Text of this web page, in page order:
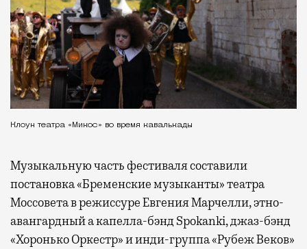
Клоун театра «Микос» во время кавалькады
Музыкальную часть фестиваля составили
постановка «Бременские музыканты» театра
Моссовета в режиссуре Евгения Марчелли, этно-
авангардный а капелла-бэнд Spokanki, джаз-бэнд
«Хоронько Оркестр» и инди-группа «Рубеж Веков»